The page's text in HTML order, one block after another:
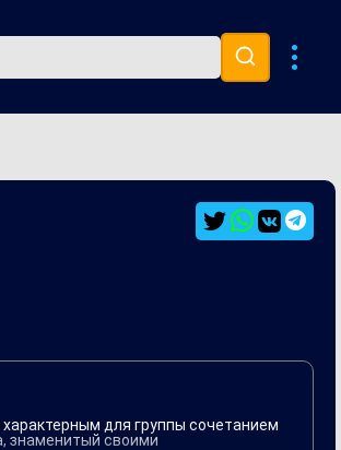
для группы сочетанием
знаменитый своими